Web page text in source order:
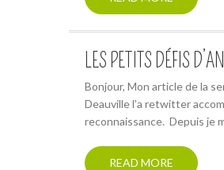
LES PETITS DÉFIS
Bonjour, Mon article de la
Deauville l’a retwitter
reconnaissance. Depuis je
READ MORE